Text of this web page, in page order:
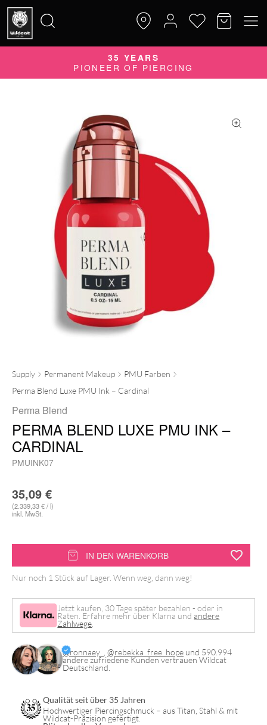
nach:
35 YEARS
PIONEER OF PIERCING
Supply Permanent Makeup
PMU Farben
Perma Blend Luxe PMU Ink – Cardinal
Perma Blend
PERMA BLEND LUXE PMU INK –
CARDINAL
PMUINK07
35,09 €
(2.339,33 € / l)
inkl. MwSt.
Blend
PMU
-
Cardinal
Menge
IN DEN WARENKORB
Nur noch 1 Stück auf Lager. Wenn weg, dann weg!
Jetzt kaufen, 30 Tage später bezahlen - oder in
Raten. Erfahre mehr über Klarna undandere
Zahlwege
@ronnaey_ @rebekka_free_hope und 590.994
andere zufriedene Kunden vertrauen Wildcat
Deutschland.
Qualität seit über 35 Jahren
Hochwertiger Piercingschmuck – aus Titan, Stahl & mit
Wildcat-Präzision gefertigt.